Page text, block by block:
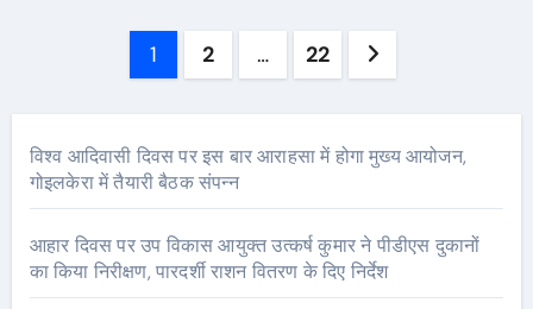
1 2 … 22
विश्व आदिवासी दिवस पर इस बार आराहसा में होगा मुख्य आयोजन,
गोइलकेरा में तैयारी बैठक संपन्न
आहार दिवस पर उप विकास आयुक्त उत्कर्ष कुमार ने पीडीएस दुकानों
का किया निरीक्षण, पारदर्शी राशन वितरण के दिए निर्देश